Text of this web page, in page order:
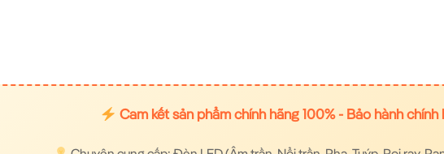
Cam kết sản phẩm chính hãng 100% - Bảo hành chính